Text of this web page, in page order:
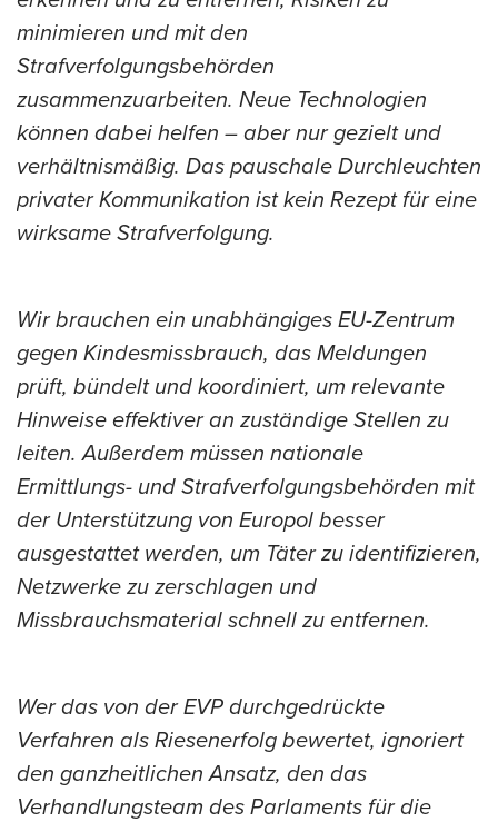
minimieren und mit den
Strafverfolgungsbehörden
zusammenzuarbeiten. Neue Technologien
können dabei helfen – aber nur gezielt und
verhältnismäßig. Das pauschale Durchleuchten
privater Kommunikation ist kein Rezept für eine
wirksame Strafverfolgung.
Wir brauchen ein unabhängiges EU-Zentrum
gegen Kindesmissbrauch, das Meldungen
prüft, bündelt und koordiniert, um relevante
Hinweise effektiver an zuständige Stellen zu
leiten. Außerdem müssen nationale
Ermittlungs- und Strafverfolgungsbehörden mit
der Unterstützung von Europol besser
ausgestattet werden, um Täter zu identifizieren,
Netzwerke zu zerschlagen und
Missbrauchsmaterial schnell zu entfernen.
Wer das von der EVP durchgedrückte
Verfahren als Riesenerfolg bewertet, ignoriert
den ganzheitlichen Ansatz, den das
Verhandlungsteam des Parlaments für die